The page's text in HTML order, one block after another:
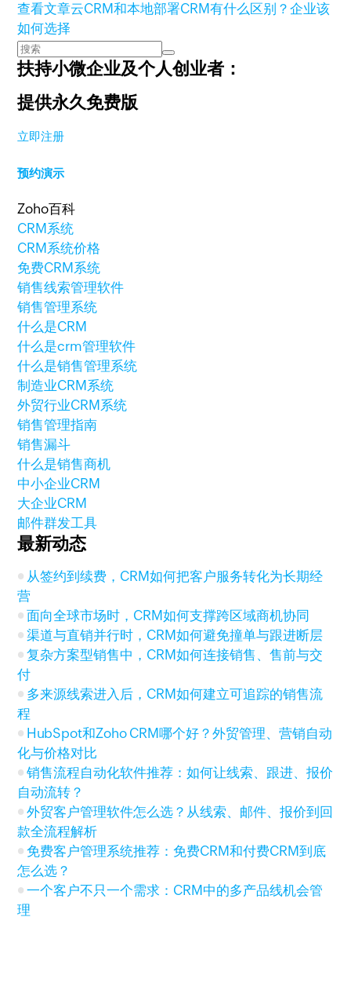
查看文章云CRM和本地部署CRM有什么区别？企业该
如何选择
扶持小微企业及个人创业者：
提供永久免费版
立即注册
预约演示
Zoho百科
CRM系统
CRM系统价格
免费CRM系统
销售线索管理软件
销售管理系统
什么是CRM
什么是crm管理软件
什么是销售管理系统
制造业CRM系统
外贸行业CRM系统
销售管理指南
销售漏斗
什么是销售商机
中小企业CRM
大企业CRM
邮件群发工具
最新动态
从签约到续费，CRM如何把客户服务转化为长期经
营
面向全球市场时，CRM如何支撑跨区域商机协同
渠道与直销并行时，CRM如何避免撞单与跟进断层
复杂方案型销售中，CRM如何连接销售、售前与交
付
多来源线索进入后，CRM如何建立可追踪的销售流
程
HubSpot和Zoho CRM哪个好？外贸管理、营销自动
化与价格对比
销售流程自动化软件推荐：如何让线索、跟进、报价
自动流转？
外贸客户管理软件怎么选？从线索、邮件、报价到回
款全流程解析
免费客户管理系统推荐：免费CRM和付费CRM到底
怎么选？
一个客户不只一个需求：CRM中的多产品线机会管
理